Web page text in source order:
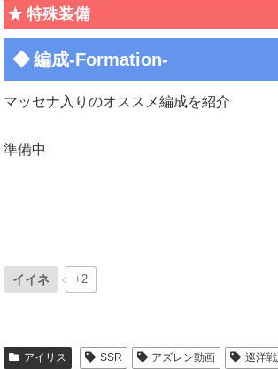
特殊装備
編成-Formation-
マッセナ入りのオススメ編成を紹介
準備中
イイネ +2
アイリス SSR アズレン動画 巡洋